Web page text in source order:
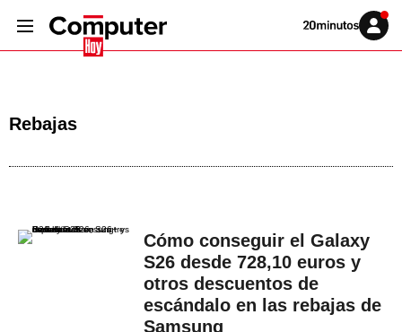
Volver
Iniciar
sesión
Rebajas
Cómo conseguir el Galaxy
S26 desde 728,10 euros y
otros descuentos de
escándalo en las rebajas de
Samsung